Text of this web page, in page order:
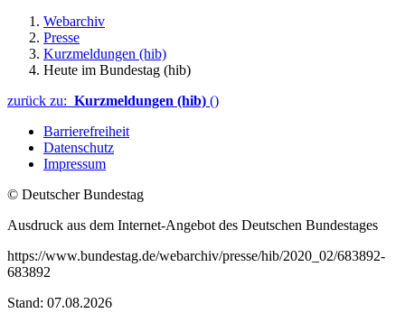
Webarchiv
Presse
Kurzmeldungen (hib)
Heute im Bundestag (hib)
zurück zu: Kurzmeldungen (hib) ()
Barrierefreiheit
Datenschutz
Impressum
© Deutscher Bundestag
Ausdruck aus dem Internet-Angebot des Deutschen Bundestages
https://www.bundestag.de/webarchiv/presse/hib/2020_02/683892-
683892
Stand: 07.08.2026